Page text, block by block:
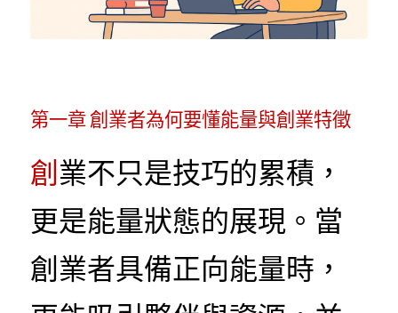
第一章 創業者為何要懂能量與創業特徵
創 業不只是技巧的累積，
更是能量狀態的展現。當
創業者具備正向能量時，